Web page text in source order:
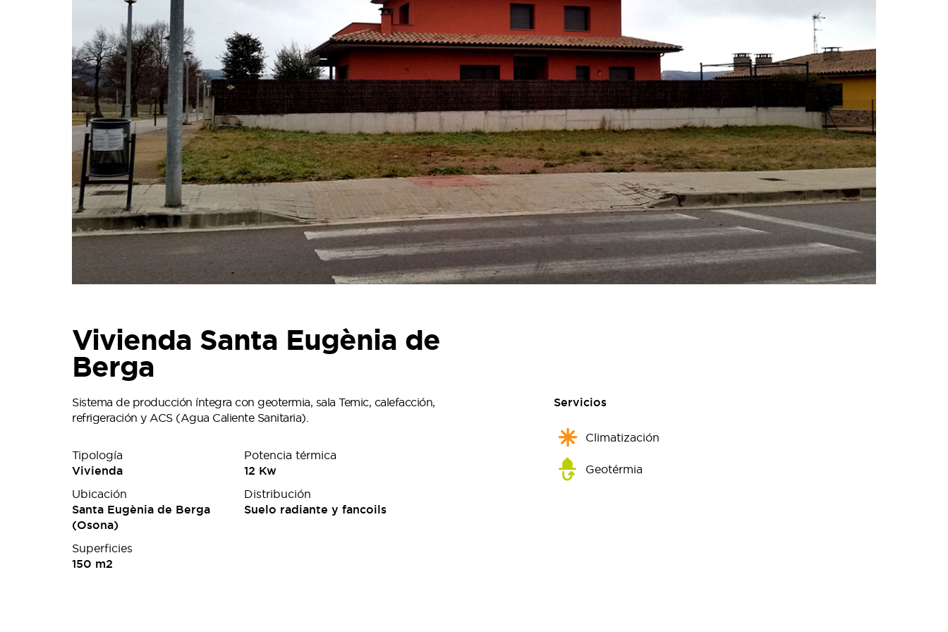
Vivienda Santa Eugènia de
Berga
Sistema de producción íntegra con geotermia, sala Temic, calefacción,
refrigeración y ACS (Agua Caliente Sanitaria).
Tipología
Vivienda
Ubicación
Santa Eugènia de Berga
(Osona)
Superficies
150 m2
Potencia térmica
12 Kw
Distribución
Suelo radiante y fancoils
Servicios
Climatización
Geotérmia